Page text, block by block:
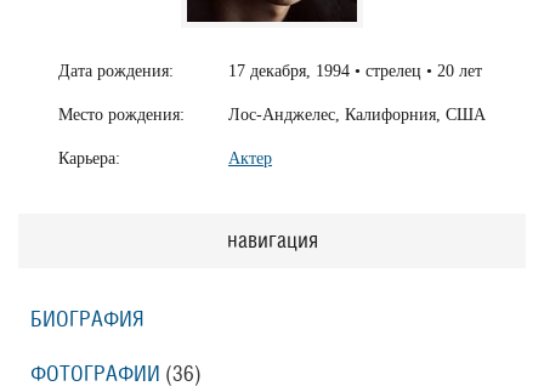
Дата рождения: 17 декабря, 1994 • стрелец • 20 лет
Место рождения: Лос-Анджелес, Калифорния, США
Карьера: Актер
навигация
БИОГРАФИЯ
ФОТОГРАФИИ (36)